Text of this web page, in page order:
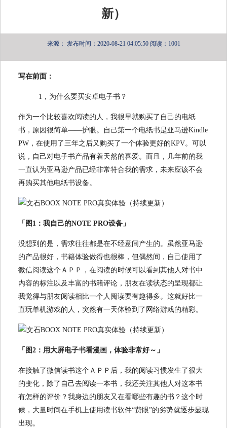
新）
来源： 发布时间：2020-08-21 04:05:50 阅读：1001
写在前面：
1，为什么要买安卓电子书？
作为一个比较喜欢阅读的人，我很早就购买了自己的电纸
书，原因很简单——护眼。自己第一个电纸书是亚马逊Kindle
PW，在使用了三年之后又购买了一个体验更好的KPV。可以
说，自己对电子书产品有着天然的喜爱。而且，几年前的我
一直认为亚马逊产品已经非常符合我的需求，未来应该不会
再购买其他电纸书设备。
「图1：我自己的NOTE PRO设备」
没想到的是，需求往往都是在不经意间产生的。虽然亚马逊
的产品很好，书籍体验做得也很棒，但偶然间，自己使用了
微信阅读这个ＡＰＰ，在阅读的时候可以看到其他人对书中
内容的标注以及丰富的书籍评论，朋友在读状态的呈现都让
我觉得与朋友阅读相比一个人阅读要有趣得多。这就好比一
直玩单机游戏的人，突然有一天体验到了网络游戏的精彩。
「图2：用大屏电子书看漫画，体验非常好～」
在接触了微信读书这个ＡＰＰ后，我的阅读习惯发生了很大
的变化，除了自己去阅读一本书，我还关注其他人对这本书
有怎样的评价？我身边的朋友又在看哪些有趣的书？这个时
候，大量时间在手机上使用读书软件“费眼”的劣势就逐步显现
出现。